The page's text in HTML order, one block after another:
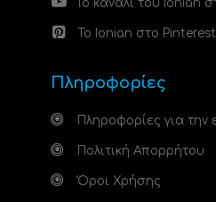
Το κανάλι του Ionian
Το Ionian στο Pinterest
Πληροφορίες
Πληροφορίες για την
Πολιτική Απορρήτου
Όροι Χρήσης